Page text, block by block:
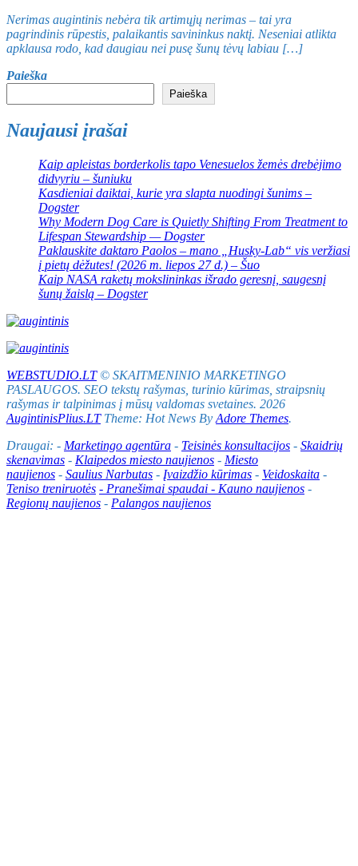
Nerimas augintinis nebėra tik artimųjų nerimas – tai yra
pagrindinis rūpestis, palaikantis savininkus naktį. Neseniai atlikta
apklausa rodo, kad daugiau nei pusę šunų tėvų labiau […]
Paieška
Paieška
Naujausi įrašai
Kaip apleistas borderkolis tapo Venesuelos žemės drebėjimo
didvyriu – šuniuku
Kasdieniai daiktai, kurie yra slapta nuodingi šunims –
Dogster
Why Modern Dog Care is Quietly Shifting From Treatment to
Lifespan Stewardship — Dogster
Paklauskite daktaro Paolos – mano „Husky-Lab“ vis veržiasi
į pietų dėžutes! (2026 m. liepos 27 d.) – Šuo
Kaip NASA raketų mokslininkas išrado geresnį, saugesnį
šunų žaislą – Dogster
WEBSTUDIO.LT© SKAITMENINIO MARKETINGO
PASLAUGOS. SEO tekstų rašymas, turinio kūrimas, straipsnių
rašymas ir talpinimas į mūsų valdomas svetaines. 2026
AugintinisPlius.LTTheme: Hot News By Adore Themes.
Draugai: - Marketingo agentūra - Teisinės konsultacijos - Skaidrių
skenavimas - Klaipedos miesto naujienos - Miesto
naujienos - Saulius Narbutas - Įvaizdžio kūrimas - Veidoskaita -
Teniso treniruotės - Pranešimai spaudai - Kauno naujienos -
Regionų naujienos - Palangos naujienos